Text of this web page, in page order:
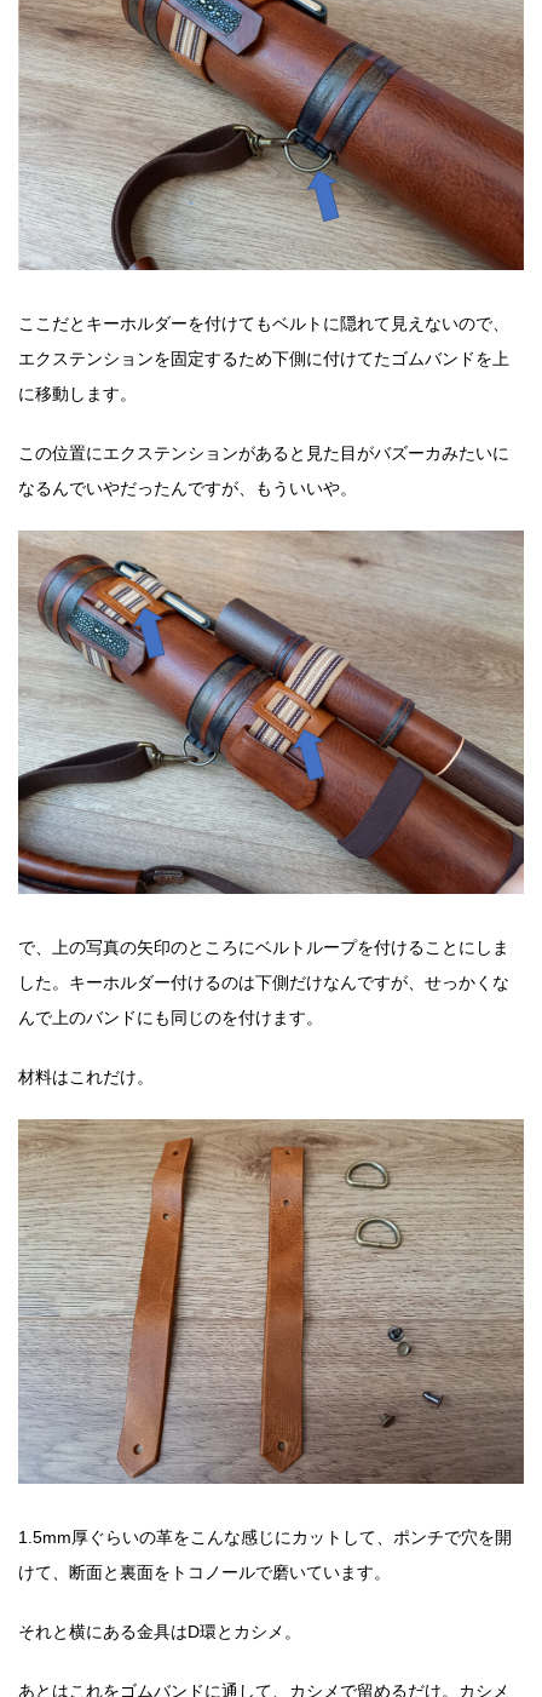
ここだとキーホルダーを付けてもベルトに隠れて見えないので、
エクステンションを固定するため下側に付けてたゴムバンドを上
に移動します。
この位置にエクステンションがあると見た目がバズーカみたいに
なるんでいやだったんですが、もういいや。
で、上の写真の矢印のところにベルトループを付けることにしま
した。キーホルダー付けるのは下側だけなんですが、せっかくな
んで上のバンドにも同じのを付けます。
材料はこれだけ。
1.5mm厚ぐらいの革をこんな感じにカットして、ポンチで穴を開
けて、断面と裏面をトコノールで磨いています。
それと横にある金具はD環とカシメ。
あとはこれをゴムバンドに通して、カシメで留めるだけ。カシメ